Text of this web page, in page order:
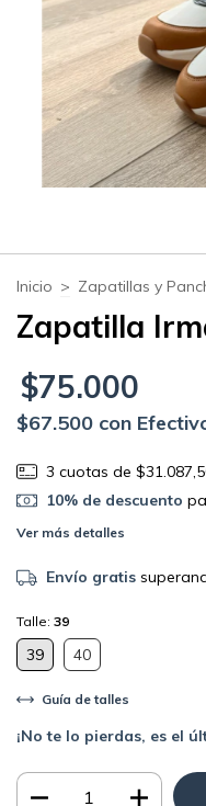
Inicio > Zapatillas y
Zapatilla
$75.000
$67.500 con
3 cuotas de
10% de descuento
Ver más detalles
Envío gratis
Talle: 39
39 40
Guía de talles
¡No te lo pierdas, es el